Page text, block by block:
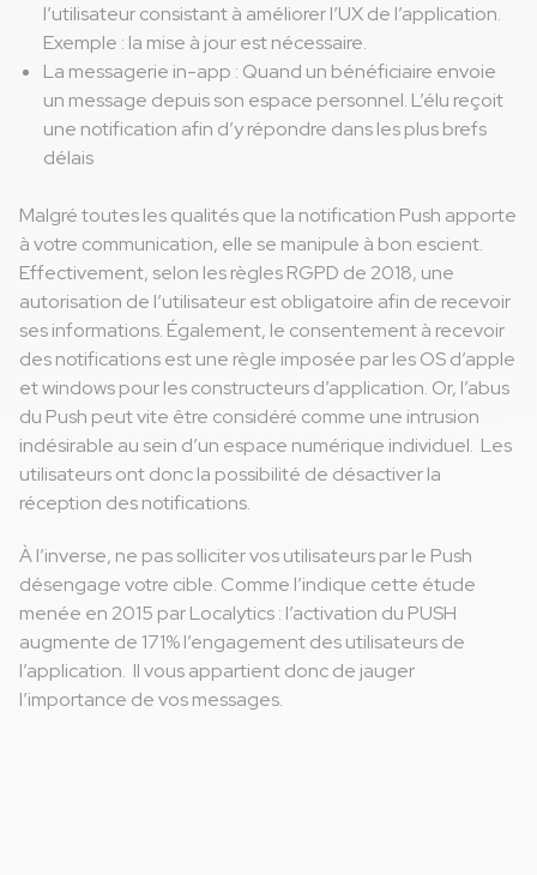
l’utilisateur consistant à améliorer l’UX de l’application.
Exemple : la mise à jour est nécessaire.
La messagerie in-app : Quand un bénéficiaire envoie
un message depuis son espace personnel. L’élu reçoit
une notification afin d’y répondre dans les plus brefs
délais
Malgré toutes les qualités que la notification Push apporte
à votre communication, elle se manipule à bon escient.
Effectivement, selon les règles RGPD de 2018, une
autorisation de l’utilisateur est obligatoire afin de recevoir
ses informations. Également, le consentement à recevoir
des notifications est une règle imposée par les OS d’apple
et windows pour les constructeurs d’application. Or, l’abus
du Push peut vite être considéré comme une intrusion
indésirable au sein d’un espace numérique individuel. Les
utilisateurs ont donc la possibilité de désactiver la
réception des notifications.
À l’inverse, ne pas solliciter vos utilisateurs par le Push
désengage votre cible. Comme l’indique cette étude
menée en 2015 par Localytics : l’activation du PUSH
augmente de 171% l’engagement des utilisateurs de
l’application. Il vous appartient donc de jauger
l’importance de vos messages.